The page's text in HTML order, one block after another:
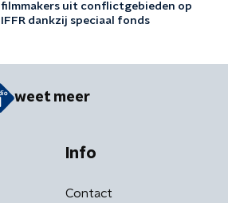
filmmakers uit conflictgebieden op
IFFR dankzij speciaal fonds
weet meer
Info
Contact